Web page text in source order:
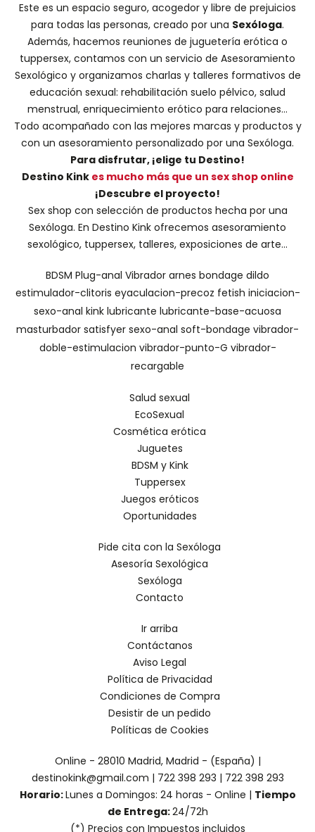
Este es un espacio seguro, acogedor y libre de prejuicios
para todas las personas, creado por una Sexóloga.
Además, hacemos reuniones de juguetería erótica o
tuppersex, contamos con un servicio de Asesoramiento
Sexológico y organizamos charlas y talleres formativos de
educación sexual: rehabilitación suelo pélvico, salud
menstrual, enriquecimiento erótico para relaciones...
Todo acompañado con las mejores marcas y productos y
con un asesoramiento personalizado por una Sexóloga.
Para disfrutar, ¡elige tu Destino!
Destino Kink es mucho más que un sex shop online
¡Descubre el proyecto!
Sex shop con selección de productos hecha por una
Sexóloga. En Destino Kink ofrecemos asesoramiento
sexológico, tuppersex, talleres, exposiciones de arte...
BDSM Plug-anal Vibrador arnes bondage dildo
estimulador-clitoris eyaculacion-precoz fetish iniciacion-
sexo-anal kink lubricante lubricante-base-acuosa
masturbador satisfyer sexo-anal soft-bondage vibrador-
doble-estimulacion vibrador-punto-G vibrador-
recargable
Salud sexual
EcoSexual
Cosmética erótica
Juguetes
BDSM y Kink
Tuppersex
Juegos eróticos
Oportunidades
Pide cita con la Sexóloga
Asesoría Sexológica
Sexóloga
Contacto
Ir arriba
Contáctanos
Aviso Legal
Política de Privacidad
Condiciones de Compra
Desistir de un pedido
Políticas de Cookies
Online - 28010 Madrid, Madrid - (España) |
destinokink@gmail.com | 722 398 293 | 722 398 293
Horario:Lunes a Domingos: 24 horas - Online | Tiempo
de Entrega:24/72h
(*) Precios con Impuestos incluidos